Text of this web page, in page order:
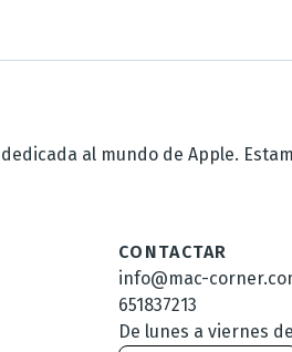
al mundo de Apple.
CONTACTAR
info@mac-
651837213
De lunes a viernes